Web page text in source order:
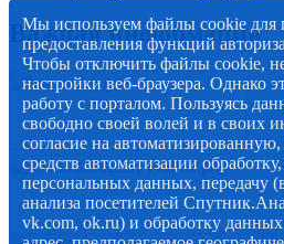
Важная информация
Мы используем файлы cookie для
предоставления функций
Чтобы отключить файлы cookie,
настройки веб-браузера. Однако
работу с порталом. Пользуясь
свободно своей волей и в своих
согласие на
средств автоматизации
персональных данных, передачу
анализа посетителей
vk.com, ok.ru) и обработку